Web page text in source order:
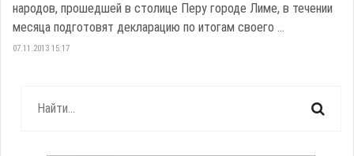
народов, прошедшей в столице Перу городе Лиме, в течении
месяца подготовят декларацию по итогам своего ...
07.11.2013 15:17